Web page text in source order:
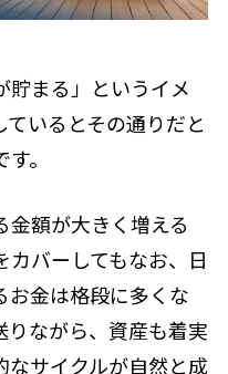
貯まる」というイメ
いるとその通りだと
。
額が大きく増える
バーしてもなお、日
お金は格段に多くな
りながら、資産も着実
なサイクルが自然と成